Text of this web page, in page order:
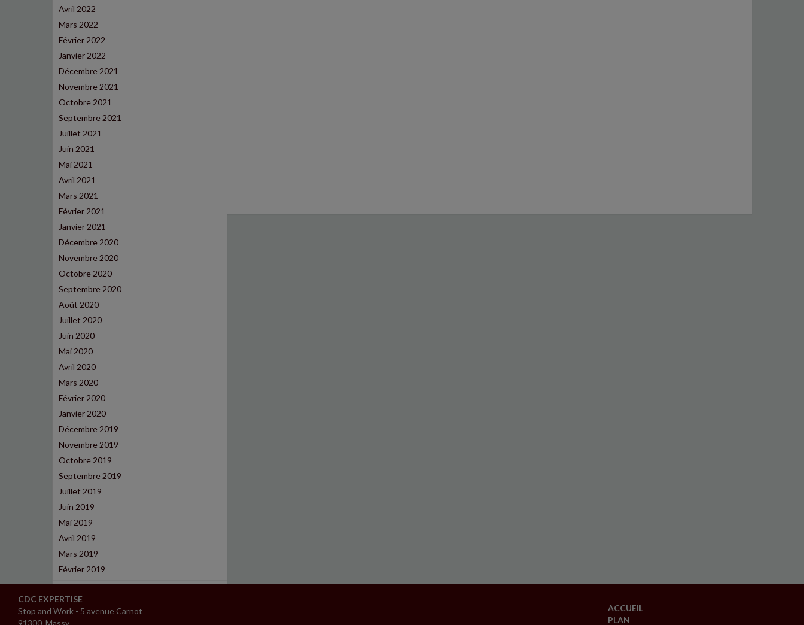
Avril 2022
Mars 2022
Février 2022
Janvier 2022
Décembre 2021
Novembre 2021
Octobre 2021
Septembre 2021
Juillet 2021
Juin 2021
Mai 2021
Avril 2021
Mars 2021
Février 2021
Janvier 2021
Décembre 2020
Novembre 2020
Octobre 2020
Septembre 2020
Août 2020
Juillet 2020
Juin 2020
Mai 2020
Avril 2020
Mars 2020
Février 2020
Janvier 2020
Décembre 2019
Novembre 2019
Octobre 2019
Septembre 2019
Juillet 2019
Juin 2019
Mai 2019
Avril 2019
Mars 2019
Février 2019
CDC EXPERTISE
Stop and Work - 5 avenue Carnot
91300 Massy
ACCUEIL
PLAN